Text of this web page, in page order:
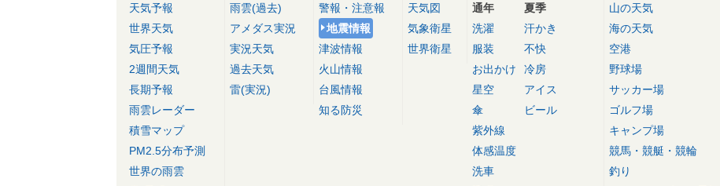
天気予報
世界天気
気圧予報
2週間天気
長期予報
雨雲レーダー
積雪マップ
PM2.5分布予測
世界の雨雲
雨雲(過去)
アメダス実況
実況天気
過去天気
雷(実況)
警報・注意報
地震情報
津波情報
火山情報
台風情報
知る防災
天気図
気象衛星
世界衛星
通年
洗濯
服装
お出かけ
星空
傘
紫外線
体感温度
洗車
夏季
汗かき
不快
冷房
アイス
ビール
山の天気
海の天気
空港
野球場
サッカー場
ゴルフ場
キャンプ場
競馬・競艇・競輪
釣り